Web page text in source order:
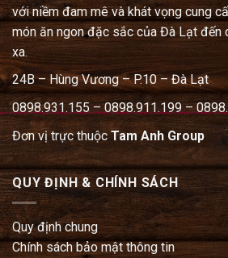
với niềm đam mê và khát vọng cung
món ăn ngon đặc sắc của Đà Lạt đến
xa.
24B – Hùng Vương – P.10 – Đà Lạt
0898.931.155 – 0898.911.199 –
Đơn vị trực thuộcTam Anh Group
QUY ĐỊNH & CHÍNH SÁCH
Quy định chung
Chính sách bảo mật thông tin